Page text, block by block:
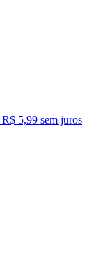
R$ 5,99 sem juros